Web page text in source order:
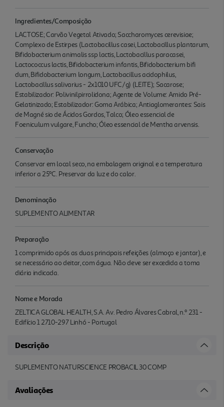
Ingredientes/Composição
LACTOSE; Carvão Vegetal Ativado; Saccharomyces cerevisiae;
Complexo de Estirpes (Lactobacillus casei, Lactobacillus plantarum,
Bifidobacterium animalis ssp lactis, Lactobacillus paracasei,
Lactococcus lactis, Bifidobacterium infantis, Bifidobacterium bifi
dum, Bifidobacterium longum, Lactobacillus acidophilus,
Lactobacillus salivarius - 2x1010 UFC/g) (LEITE); Sacarose;
Estabilizador: Polivinilpirrolidona; Agente de Volume: Amido Pré-
Gelatinizado; Estabilizador: Goma Arábica; Antiaglomerantes: Sais
de Magné sio de Ácidos Gordos, Talco; Óleo essencial de
Foeniculum vulgare, Funcho; Óleo essencial de Mentha arvensis.
Conservação
Conservar em local seco, na embalagem original e a temperatura
inferior a 25ºC. Preservar da luz e do calor.
Denominação
SUPLEMENTO ALIMENTAR
Preparação
1 comprimido após as duas principais refeições (almoço e jantar), e
se necessário ao deitar, com água. Não deve ser excedida a toma
diária indicada.
Nome e Morada
ZELTICA GLOBAL HEALTH, S.A. Av. Pedro Álvares Cabral, n.º 231 -
Edifício 1 2710-297 Linhó - Portugal
Descrição
SUPLEMENTO NATURSCIENCE PROBACIL 30 COMP
Avaliações